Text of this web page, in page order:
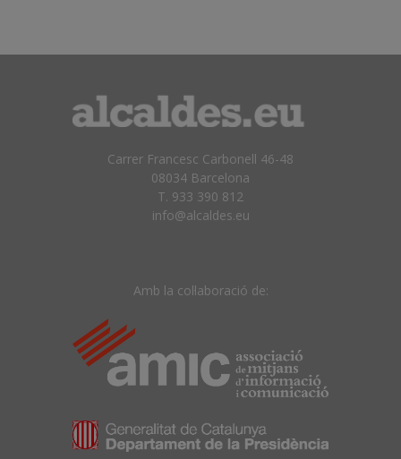
Carrer Francesc Carbonell 46-48
08034 Barcelona
T. 933 390 812
info@alcaldes.eu
Amb la col·laboració de: